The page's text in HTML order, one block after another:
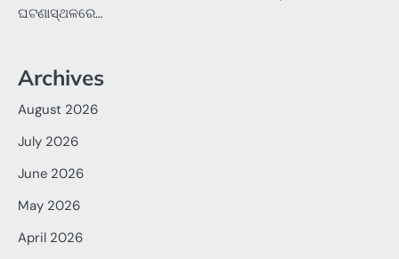
ଘଟଣାସ୍ଥଳରେ…
Archives
August 2026
July 2026
June 2026
May 2026
April 2026